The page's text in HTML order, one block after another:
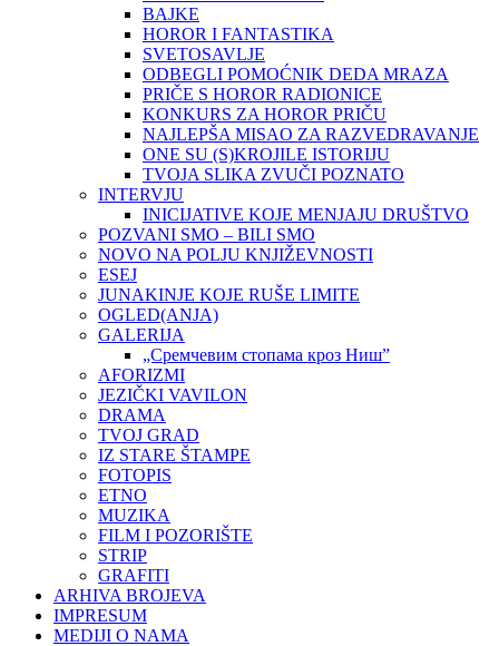
BAJKE
HOROR I FANTASTIKA
SVETOSAVLJE
ODBEGLI POMOĆNIK DEDA MRAZA
PRIČE S HOROR RADIONICE
KONKURS ZA HOROR PRIČU
NAJLEPŠA MISAO ZA RAZVEDRAVANJE
ONE SU (S)KROJILE ISTORIJU
TVOJA SLIKA ZVUČI POZNATO
INTERVJU
INICIJATIVE KOJE MENJAJU DRUŠTVO
POZVANI SMO – BILI SMO
NOVO NA POLJU KNJIŽEVNOSTI
ESEJ
JUNAKINJE KOJE RUŠE LIMITE
OGLED(ANJA)
GALERIJA
„Сремчевим стопама кроз Ниш”
AFORIZMI
JEZIČKI VAVILON
DRAMA
TVOJ GRAD
IZ STARE ŠTAMPE
FOTOPIS
ETNO
MUZIKA
FILM I POZORIŠTE
STRIP
GRAFITI
ARHIVA BROJEVA
IMPRESUM
MEDIJI O NAMA